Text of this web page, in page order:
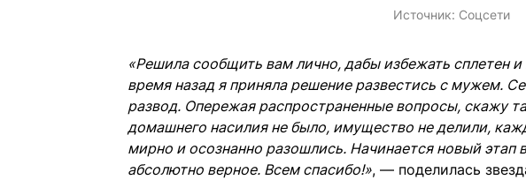
Источник: Соцсети
«Решила сообщить вам лично, дабы избежать сплетен
время назад я приняла решение развестись с мужем.
развод. Опережая распространенные вопросы, скажу
домашнего насилия не было, имущество не делили,
мирно и осознанно разошлись. Начинается новый этап
абсолютно верное. Всем спасибо!», — поделилась